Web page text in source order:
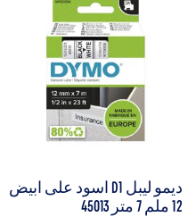
ديمو ليبل D1 اسود على ابيض
12 ملم 7 متر 45013